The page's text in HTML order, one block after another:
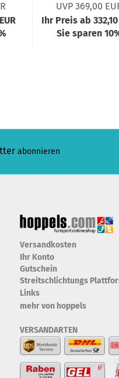
UVP 369,00
Ihr Preis ab 332,10
Sie sparen
abonnieren
Versandkosten
Ihr Konto
Gutschein
Streitschlichtungs
Links
mehr von hoppels
VERSANDARTEN